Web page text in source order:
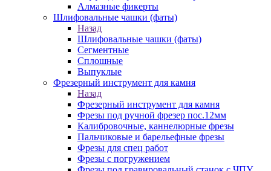
Алмазные фикерты
Шлифовальные чашки (фаты)
Назад
Шлифовальные чашки (фаты)
Сегментные
Сплошные
Выпуклые
Фрезерный инструмент для камня
Назад
Фрезерный инструмент для камня
Фрезы под ручной фрезер пос.12мм
Калибровочные, каннелюрные фрезы
Пальчиковые и барельефные фрезы
Фрезы для спец работ
Фрезы с погружением